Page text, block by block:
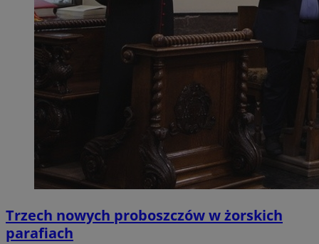
Trzech nowych proboszczów w żorskich
parafiach